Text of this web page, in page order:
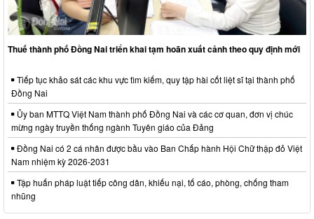
Thuế thành phố Đồng Nai triển khai tạm hoãn xuất cảnh theo quy định mới
Tiếp tục khảo sát các khu vực tìm kiếm, quy tập hài cốt liệt sĩ tại thành phố
Đồng Nai
Ủy ban MTTQ Việt Nam thành phố Đồng Nai và các cơ quan, đơn vị chúc
mừng ngày truyền thống ngành Tuyên giáo của Đảng
Đồng Nai có 2 cá nhân được bầu vào Ban Chấp hành Hội Chữ thập đỏ Việt
Nam nhiệm kỳ 2026-2031
Tập huấn pháp luật tiếp công dân, khiếu nại, tố cáo, phòng, chống tham
nhũng